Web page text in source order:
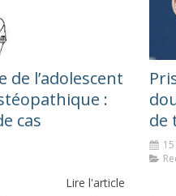
de l’adolescent
:
cas
Lire l'article
de